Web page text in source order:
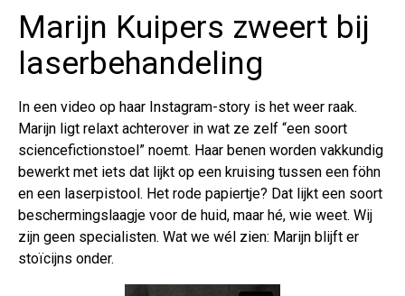
Marijn Kuipers zweert bij
laserbehandeling
In een video op haar Instagram-story is het weer raak.
Marijn ligt relaxt achterover in wat ze zelf “een soort
sciencefictionstoel” noemt. Haar benen worden vakkundig
bewerkt met iets dat lijkt op een kruising tussen een föhn
en een laserpistool. Het rode papiertje? Dat lijkt een soort
beschermingslaagje voor de huid, maar hé, wie weet. Wij
zijn geen specialisten. Wat we wél zien: Marijn blijft er
stoïcijns onder.